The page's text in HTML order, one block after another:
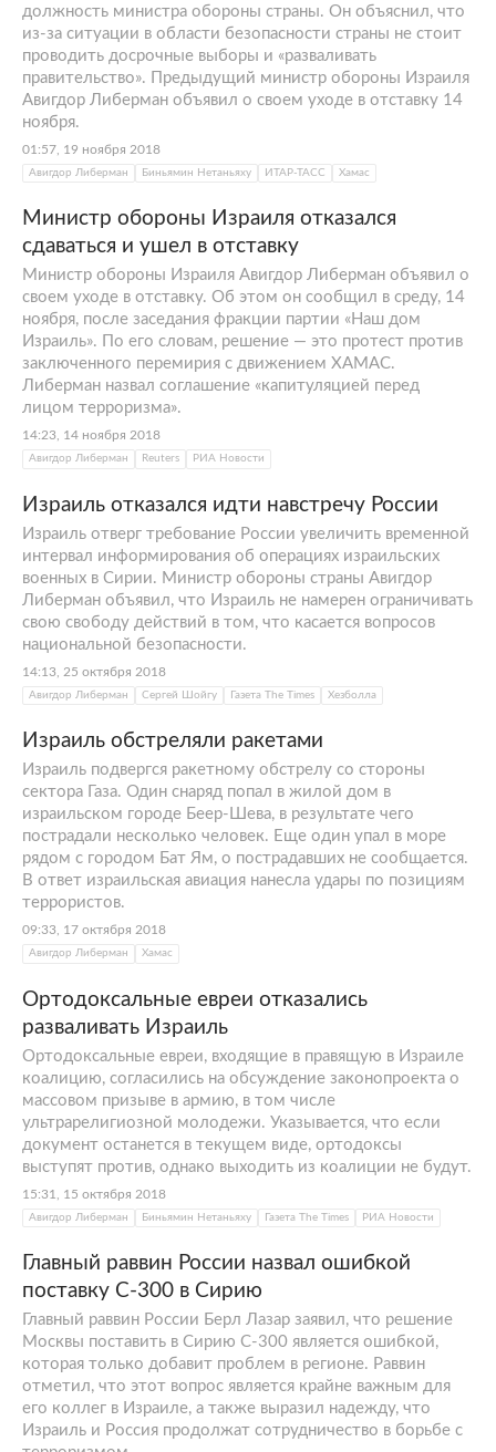
должность министра обороны страны. Он объяснил, что
из-за ситуации в области безопасности страны не стоит
проводить досрочные выборы и «разваливать
правительство». Предыдущий министр обороны Израиля
Авигдор Либерман объявил о своем уходе в отставку 14
ноября.
01:57, 19 ноября 2018
Авигдор Либерман Биньямин Нетаньяху ИТАР-ТАСС Хамас
Министр обороны Израиля отказался
сдаваться и ушел в отставку
Министр обороны Израиля Авигдор Либерман объявил о
своем уходе в отставку. Об этом он сообщил в среду, 14
ноября, после заседания фракции партии «Наш дом
Израиль». По его словам, решение — это протест против
заключенного перемирия с движением ХАМАС.
Либерман назвал соглашение «капитуляцией перед
лицом терроризма».
14:23, 14 ноября 2018
Авигдор Либерман Reuters РИА Новости
Израиль отказался идти навстречу России
Израиль отверг требование России увеличить временной
интервал информирования об операциях израильских
военных в Сирии. Министр обороны страны Авигдор
Либерман объявил, что Израиль не намерен ограничивать
свою свободу действий в том, что касается вопросов
национальной безопасности.
14:13, 25 октября 2018
Авигдор Либерман Сергей Шойгу Газета The Times Хезболла
Израиль обстреляли ракетами
Израиль подвергся ракетному обстрелу со стороны
сектора Газа. Один снаряд попал в жилой дом в
израильском городе Беер-Шева, в результате чего
пострадали несколько человек. Еще один упал в море
рядом с городом Бат Ям, о пострадавших не сообщается.
В ответ израильская авиация нанесла удары по позициям
террористов.
09:33, 17 октября 2018
Авигдор Либерман Хамас
Ортодоксальные евреи отказались
разваливать Израиль
Ортодоксальные евреи, входящие в правящую в Израиле
коалицию, согласились на обсуждение законопроекта о
массовом призыве в армию, в том числе
ультрарелигиозной молодежи. Указывается, что если
документ останется в текущем виде, ортодоксы
выступят против, однако выходить из коалиции не будут.
15:31, 15 октября 2018
Авигдор Либерман Биньямин Нетаньяху Газета The Times РИА Новости
Главный раввин России назвал ошибкой
поставку С-300 в Сирию
Главный раввин России Берл Лазар заявил, что решение
Москвы поставить в Сирию С-300 является ошибкой,
которая только добавит проблем в регионе. Раввин
отметил, что этот вопрос является крайне важным для
его коллег в Израиле, а также выразил надежду, что
Израиль и Россия продолжат сотрудничество в борьбе с